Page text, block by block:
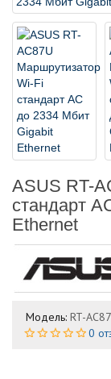
ASUS RT-
стандарт
Ethernet
Модель: RT-
0